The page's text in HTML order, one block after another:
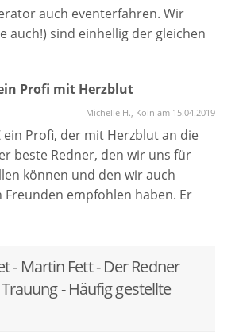
auch eventerfahren. Wir
auch!) sind einhellig der gleichen
ist der beste Freie Redner, den
Euch seine Dienste (oder die
und ihr habt die schönste
vorstellen könnt!!
Profi mit Herzblut
Michelle H., Köln am 15.04.2019
ein Profi, der mit Herzblut an die
beste Redner, den wir uns für
können und den wir auch
Freunden empfohlen haben. Er
- Martin Fett - Der Redner
- Häufig gestellte